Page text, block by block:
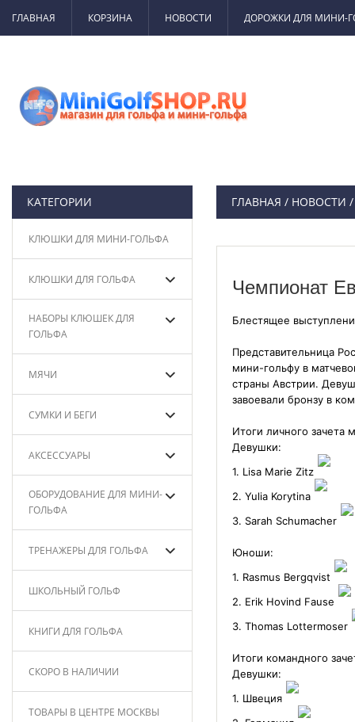
ГЛАВНАЯ КОРЗИНА НОВОСТИ ДОРОЖКИ ДЛЯ МИНИ-
КАТЕГОРИИ
КЛЮШКИ ДЛЯ МИНИ-ГОЛЬФА
КЛЮШКИ ДЛЯ ГОЛЬФА
НАБОРЫ КЛЮШЕК ДЛЯ
ГОЛЬФА
МЯЧИ
СУМКИ И БЕГИ
АКСЕССУАРЫ
ОБОРУДОВАНИЕ ДЛЯ МИНИ-
ГОЛЬФА
ТРЕНАЖЕРЫ ДЛЯ ГОЛЬФА
ШКОЛЬНЫЙ ГОЛЬФ
КНИГИ ДЛЯ ГОЛЬФА
СКОРО В НАЛИЧИИ
ТОВАРЫ В ЦЕНТРЕ МОСКВЫ
ГЛАВНАЯ / НОВОСТИ
Чемпионат
Блестящее
Представительница
мини-гольфу в
страны Австрии.
завоевали бронзу в
Итоги личного зачета
Девушки:
1. Lisa Marie Zitz
2. Yulia Korytina
3. Sarah Schumacher
Юноши:
1. Rasmus Bergqvist
2. Erik Hovind Fause
3. Thomas Lottermoser
Итоги командного
Девушки:
1. Швеция